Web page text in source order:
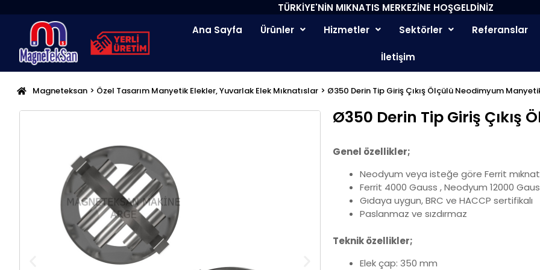
TÜRKİYE'NİN MIKNATIS MERKEZİNE HOŞGELDİNİZ
Ana Sayfa
Ürünler Hizmetler Sektörler Referanslar
İletişim
Magneteksan > Özel Tasarım Manyetik Elekler,Yuvarlak Elek Mıknatıslar > Ø350 Derin Tip Giriş Çıkış Ölçülü Neodimyum
Ø350 Derin Tip Giriş Çıkış
Genel özellikler;
Neodyum veya isteğe göre Ferrit
Ferrit 4000 Gauss , Neodyum 12000
Gıdaya uygun, BRC ve HACCP sertifikalı
Paslanmaz ve sızdırmaz
Teknik özellikler;
Elek çap: 350 mm